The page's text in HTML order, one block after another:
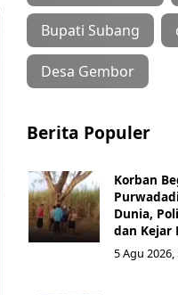
Bupati Subang
Desa Gembor
Berita Populer
Korban
Dunia,
dan Kejar
5 Agu 2026,